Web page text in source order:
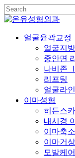
Skip
to
main
content
Close
Menu
얼굴윤곽교정
얼굴지
중안면
나비존
리프팅
얼굴라
이마성형
히든스
내시경
이마축
이마거
모발케어